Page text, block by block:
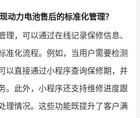
动力电池售后的标准化管理？
理，可以通过在线记录保修信息、
准化流程。例如，当用户需要检测
以直接通过小程序查询保修期，并
。此外，小程序还支持维修进度跟
理情况。这些功能既提升了客户满